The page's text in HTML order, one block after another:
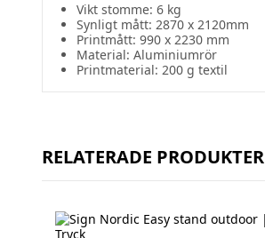
Vikt stomme: 6 kg
Synligt mått: 2870 x 2120mm
Printmått: 990 x 2230 mm
Material: Aluminiumrör
Printmaterial: 200 g textil
RELATERADE PRODUKTER